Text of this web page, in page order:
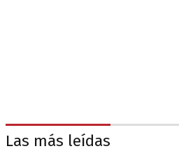
Las más leídas